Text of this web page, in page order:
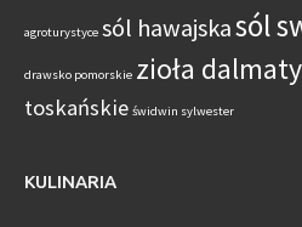
agroturystyce sól hawajskasól
drawsko pomorskie zioła
toskańskie świdwin sylwester
KULINARIA